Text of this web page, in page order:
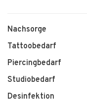
Nachsorge
Tattoobedarf
Piercingbedarf
Studiobedarf
Desinfektion